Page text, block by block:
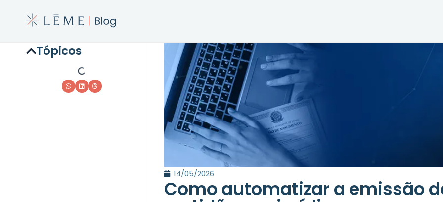
Tópicos
14/05/2026
Como automatizar a emissão